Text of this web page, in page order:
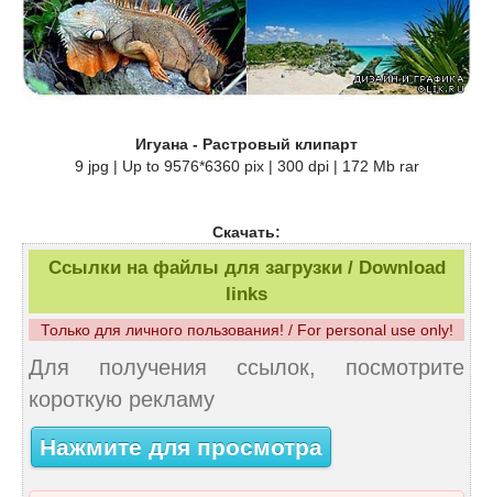
Игуана - Растровый клипарт
9 jpg | Up to 9576*6360 pix | 300 dpi | 172 Mb rar
Скачать:
Ссылки на файлы для загрузки / Download
links
Только для личного пользования! / For personal use only!
Для получения ссылок, посмотрите
короткую рекламу
Нажмите для просмотра